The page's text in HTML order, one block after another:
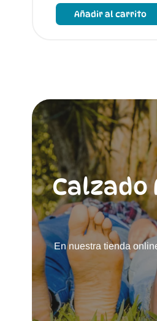
Añadir al carrito
Calzado
En nuestra tienda